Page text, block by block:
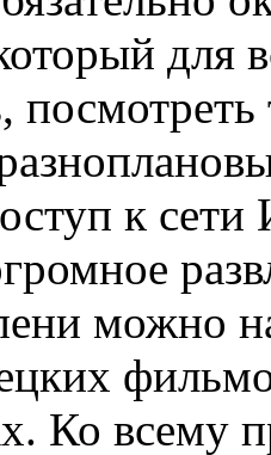
для
к сети
можно
Ко всему